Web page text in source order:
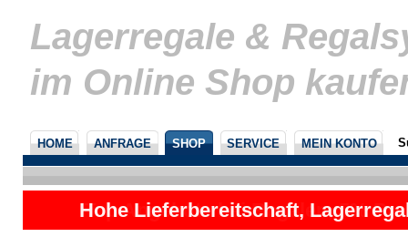
Lagerregale &
im Online Shop
HOME ANFRAGE SHOP SERVICE MEIN KONTO
Hohe Lieferbereitschaft,